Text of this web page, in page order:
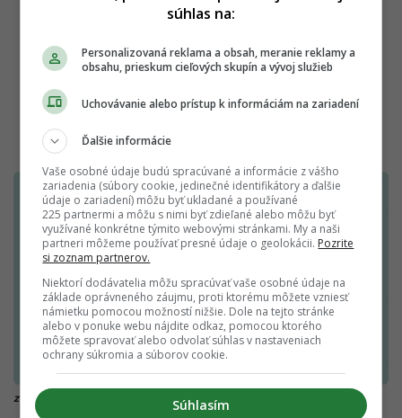
zdroj: Kannabi
súhlas na:
Personalizovaná reklama a obsah, meranie reklamy a
obsahu, prieskum cieľových skupín a vývoj služieb
Uchovávanie alebo prístup k informáciám na zariadení
Ďalšie informácie
Vaše osobné údaje budú spracúvané a informácie z vášho
zariadenia (súbory cookie, jedinečné identifikátory a ďalšie
údaje o zariadení) môžu byť ukladané a používané
225 partnermi a môžu s nimi byť zdieľané alebo môžu byť
využívané konkrétne týmito webovými stránkami. My a naši
partneri môžeme používať presné údaje o geolokácii. Pozrite
si zoznam partnerov.
Niektorí dodávatelia môžu spracúvať vaše osobné údaje na
základe oprávneného záujmu, proti ktorému môžete vzniesť
námietku pomocou možností nižšie. Dole na tejto stránke
alebo v ponuke webu nájdite odkaz, pomocou ktorého
môžete spravovať alebo odvolať súhlas v nastaveniach
ochrany súkromia a súborov cookie.
Súhlasím